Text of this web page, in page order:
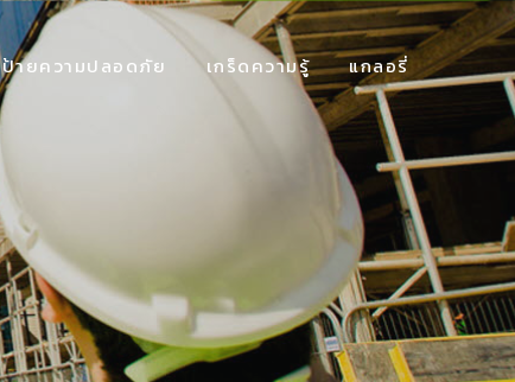
ป้ายความปลอดภัย เกร็ดความรู้
แกลอรี่